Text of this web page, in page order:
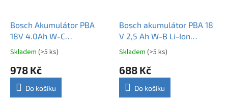
Bosch Akumulátor PBA
18V 4.0Ah W-C
1600A011T8 originál
Průměrné
produktu
3,9
Skladem (>5 ks)
978 Kč
Do košíku
Bosch akumulátor PBA 18
V 2,5 Ah W-B Li-Ion
1600A005B0 originál
Průměrné
produktu
4,7
Skladem (>5 ks)
688 Kč
Do košíku